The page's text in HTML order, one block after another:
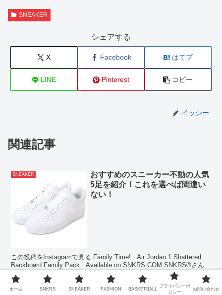
SNEAKER
シェアする
X Facebook はてブ
LINE Pinterest コピー
イッシー
関連記事
SNEAKER
おすすめのスニーカー不動の人気
5足を紹介！これを選べば間違い
ない！
この投稿をInstagramで見る Family Time! . Air Jordan 1 Shattered
Backboard Family Pack . Available on SNKRS.COM SNKRS®さん
(@snkrs)が...
ホーム SNKRS SNEAKER FASHION BASKETBALL
プライバシーポ
リシー
お問い合わせ